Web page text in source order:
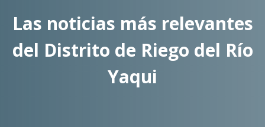
Las noticias más relevantes
del Distrito de Riego del Río
Yaqui